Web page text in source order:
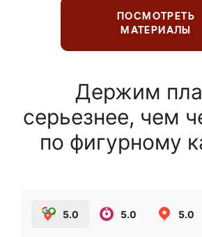
ПОСМОТРЕТЬ
МАТЕРИАЛЫ
Держим
серьезнее, чем
по фигурному
5.0 5.0 5.0